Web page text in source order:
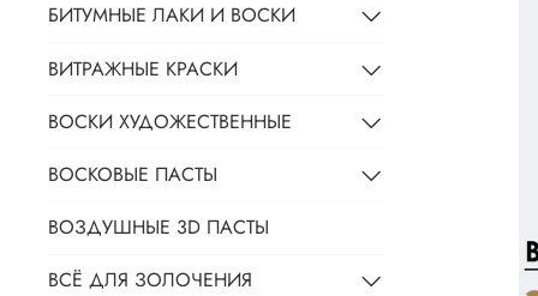
БИТУМНЫЕ ЛАКИ И ВОСКИ
ВИТРАЖНЫЕ КРАСКИ
ВОСКИ ХУДОЖЕСТВЕННЫЕ
ВОСКОВЫЕ ПАСТЫ
ВОЗДУШНЫЕ 3D ПАСТЫ
ВСЁ ДЛЯ ЗОЛОЧЕНИЯ